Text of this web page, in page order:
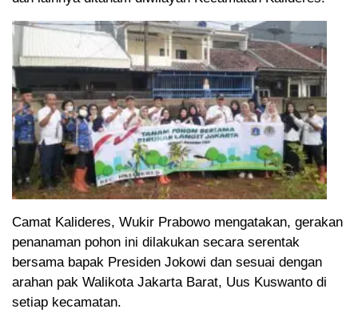
Camat Kalideres, Wukir Prabowo mengatakan, gerakan
penanaman pohon ini dilakukan secara serentak
bersama bapak Presiden Jokowi dan sesuai dengan
arahan pak Walikota Jakarta Barat, Uus Kuswanto di
setiap kecamatan.